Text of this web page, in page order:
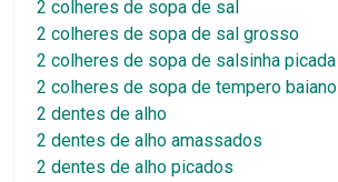
2 colheres de sopa de sal
2 colheres de sopa de sal grosso
2 colheres de sopa de salsinha picada
2 colheres de sopa de tempero baiano
2 dentes de alho
2 dentes de alho amassados
2 dentes de alho picados